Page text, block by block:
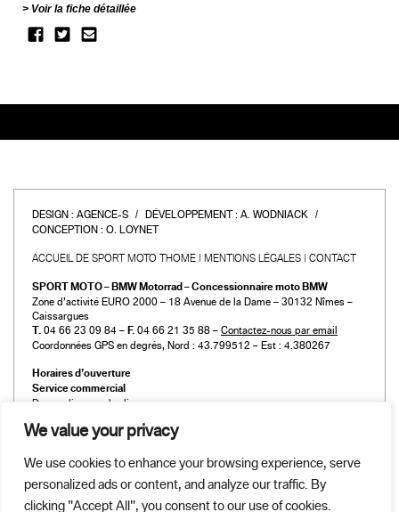
We value your privacy
We use cookies to enhance your browsing experience, serve
personalized ads or content, and analyze our traffic. By
clicking "Accept All", you consent to our use of cookies.
Voir la fiche détaillée
DESIGN : AGENCE-S DÉVELOPPEMENT : A. WODNIACK
CONCEPTION : O. LOYNET
ACCUEIL DE SPORT MOTO THOME MENTIONS LÉGALES CONTACT
SPORT MOTO – BMW Motorrad – Concessionnaire moto BMW
Zone d’activité EURO 2000 – 18 Avenue de la Dame – 30132 Nîmes –
Caissargues
T. 04 66 23 09 84 – F. 04 66 21 35 88 – Contactez-nous par email
Coordonnées GPS en degrés, Nord : 43.799512 – Est : 4.380267
Horaires d’ouverture
Service commercial
Du mardi au vendredi :
Le samedi :
Du mardi au vendredi :
de 9h00 à 12h00 et de 14h00 à 19h00